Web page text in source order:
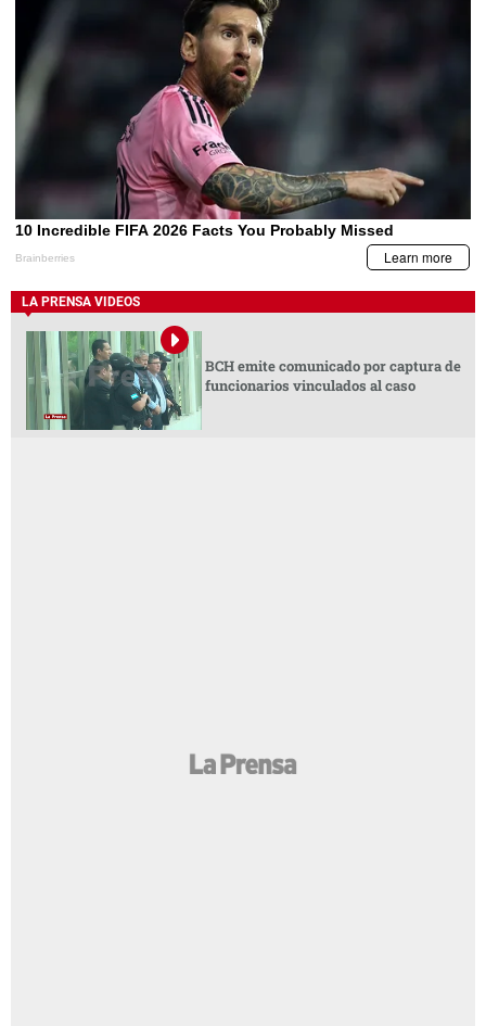
LA PRENSA VIDEOS
BCH emite comunicado por captura de
funcionarios vinculados al caso